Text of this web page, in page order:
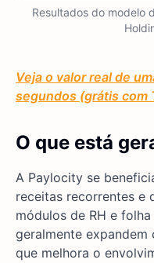
Resultados do modelo
Veja o valor real de
segundos (grátis com
O que está
A Paylocity se
receitas recorrentes e
módulos de RH e
geralmente
que melhora o